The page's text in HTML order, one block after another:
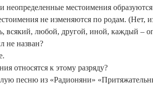
неопределенные местоимения
не изменяются по родам. (Нет,
всякий, любой, другой, иной, каждый –
не назван?
относятся к этому разряду?
песню из «Радионяни»